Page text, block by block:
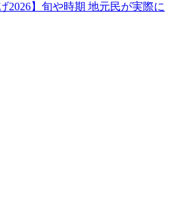
2026】旬や時期 地元民が実際に